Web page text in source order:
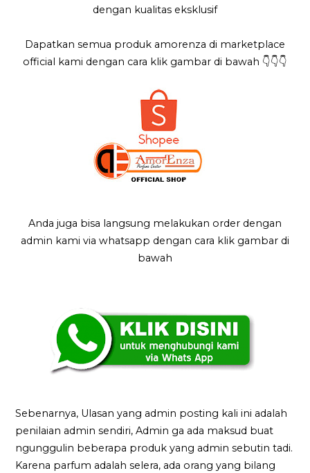
dengan kualitas eksklusif
Dapatkan semua produk amorenza di marketplace
official kami dengan cara klik gambar di bawah 👇👇👇
Anda juga bisa langsung melakukan order dengan
admin kami via whatsapp dengan cara klik gambar di
bawah
Sebenarnya, Ulasan yang admin posting kali ini adalah
penilaian admin sendiri, Admin ga ada maksud buat
ngunggulin beberapa produk yang admin sebutin tadi.
Karena parfum adalah selera, ada orang yang bilang